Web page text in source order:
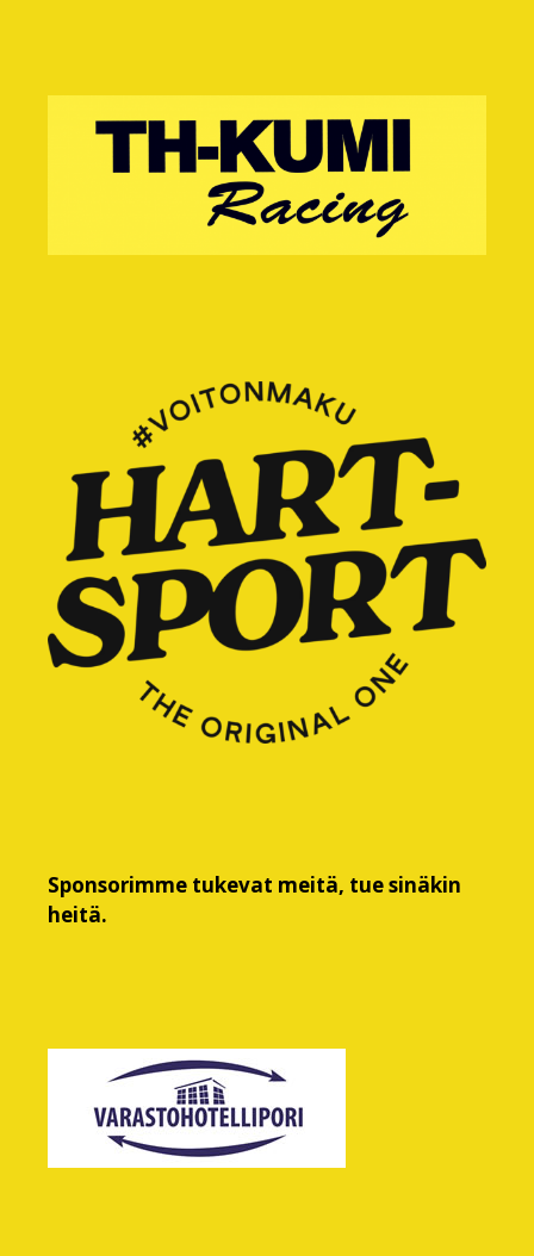
Sponsorimme tukevat meitä, tue sinäkin
heitä.